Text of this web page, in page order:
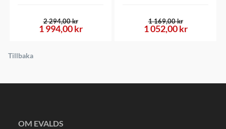
1 994,00 kr
2 294,00 kr
1 052,00 kr
1 169,00 kr
Tillbaka
OM EVALDS